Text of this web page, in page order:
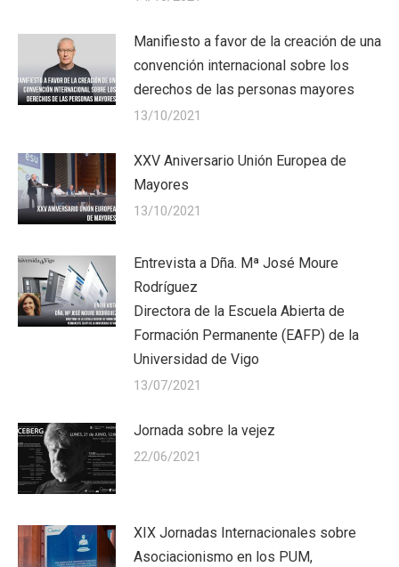
Manifiesto a favor de la creación de una
convención internacional sobre los
derechos de las personas mayores
13/10/2021
XXV Aniversario Unión Europea de
Mayores
13/10/2021
Entrevista a Dña. Mª José Moure
Rodríguez
Directora de la Escuela Abierta de
Formación Permanente (EAFP) de la
Universidad de Vigo
13/07/2021
Jornada sobre la vejez
22/06/2021
XIX Jornadas Internacionales sobre
Asociacionismo en los PUM,